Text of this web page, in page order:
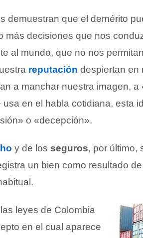
demuestran que el demérito
más decisiones que nos
al mundo, que no nos
reputación despiertan en
a manchar nuestra imagen, a
usa en el habla cotidiana, esta
o «decepción».
y de los seguros, por último,
un bien como resultado
leyes de Colombia
en el cual aparece